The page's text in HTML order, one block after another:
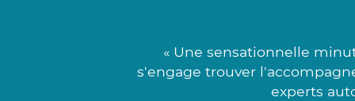
« Une sensationnelle
s'engage trouver
experts